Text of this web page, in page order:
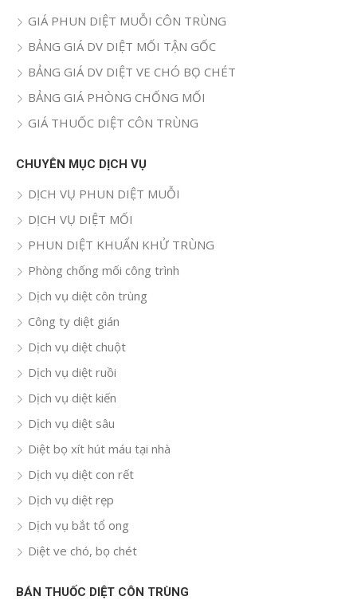
GIÁ PHUN DIỆT MUỖI CÔN TRÙNG
BẢNG GIÁ DV DIỆT MỐI TẬN GỐC
BẢNG GIÁ DV DIỆT VE CHÓ BỌ CHÉT
BẢNG GIÁ PHÒNG CHỐNG MỐI
GIÁ THUỐC DIỆT CÔN TRÙNG
CHUYÊN MỤC DỊCH VỤ
DỊCH VỤ PHUN DIỆT MUỖI
DỊCH VỤ DIỆT MỐI
PHUN DIỆT KHUẨN KHỬ TRÙNG
Phòng chống mối công trình
Dịch vụ diệt côn trùng
Công ty diệt gián
Dịch vụ diệt chuột
Dịch vụ diệt ruồi
Dịch vụ diệt kiến
Dịch vụ diệt sâu
Diệt bọ xít hút máu tại nhà
Dịch vụ diệt con rết
Dịch vụ diệt rẹp
Dịch vụ bắt tổ ong
Diệt ve chó, bọ chét
BÁN THUỐC DIỆT CÔN TRÙNG